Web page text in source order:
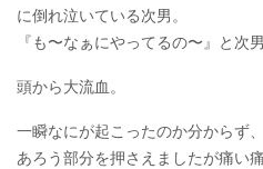
に倒れ泣いている次男。
『も〜なぁにやってるの〜』と
頭から大流血。
一瞬なにが起こったのか分からず
あろう部分を押さえましたが痛い